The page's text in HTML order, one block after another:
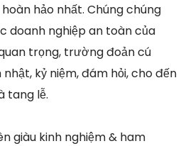
hảo nhất. Chúng chúng
doanh nghiệp an toàn của
trọng, trường đoản cú
kỷ niệm, đám hỏi, cho đến
tang lễ.
giàu kinh nghiệm & ham